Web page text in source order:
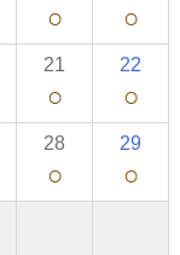
○ ○
21
○
22
○
28
○
29
○